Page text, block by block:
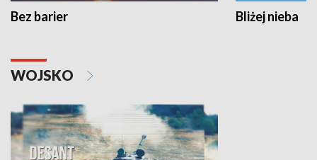
Bez barier Bliżej nieba
WOJSKO